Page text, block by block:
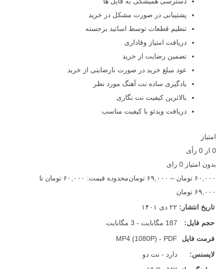
پشتیبانی در صورت مشکل در خرید
تنظیم قطعات توسط اساتید برجسته
دریافت امتیاز وفاداری
تضمین رضایت از خرید
عود مبلغ خرید در صورت نارضایتی از خرید
یادگیری ساده نت آهنگ مورد نظر
بالاترین کیفیت نت نگاری
دریافت ویدئو با کیفیت مناسب
امتیاز
0 از 0 رأی
بدون امتیاز 0 رای
۶۰,۰۰۰ تومان – ۶۹,۰۰۰ تومان
محدوده قیمت: ۶۰,۰۰۰ تومان تا
۶۹,۰۰۰ تومان
تاریخ انتشار: ۲۲ دی ۱۴۰۱
حجم فایل:
187 مگابایت - 3 مگابایت
فرمت فایل
MP4 (1080P) - PDF
لایسنس:
دارد - نت دو